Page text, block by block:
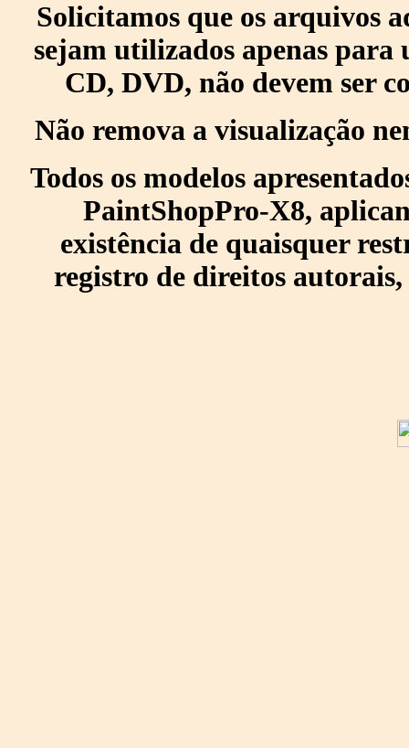
Solicitamos que os arquivos
sejam utilizados apenas para
CD, DVD, não devem ser
Não remova a visualização
Todos os modelos
PaintShopPro-X8,
existência de quaisquer
registro de direitos